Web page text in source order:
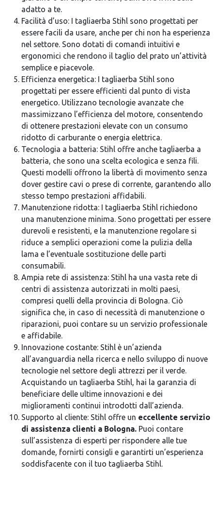
adatto a te.
Facilità d’uso: I tagliaerba Stihl sono progettati per
essere facili da usare, anche per chi non ha esperienza
nel settore. Sono dotati di comandi intuitivi e
ergonomici che rendono il taglio del prato un’attività
semplice e piacevole.
Efficienza energetica: I tagliaerba Stihl sono
progettati per essere efficienti dal punto di vista
energetico. Utilizzano tecnologie avanzate che
massimizzano l’efficienza del motore, consentendo
di ottenere prestazioni elevate con un consumo
ridotto di carburante o energia elettrica.
Tecnologia a batteria: Stihl offre anche tagliaerba a
batteria, che sono una scelta ecologica e senza fili.
Questi modelli offrono la libertà di movimento senza
dover gestire cavi o prese di corrente, garantendo allo
stesso tempo prestazioni affidabili.
Manutenzione ridotta: I tagliaerba Stihl richiedono
una manutenzione minima. Sono progettati per essere
durevoli e resistenti, e la manutenzione regolare si
riduce a semplici operazioni come la pulizia della
lama e l’eventuale sostituzione delle parti
consumabili.
Ampia rete di assistenza: Stihl ha una vasta rete di
centri di assistenza autorizzati in molti paesi,
compresi quelli della provincia di Bologna. Ciò
significa che, in caso di necessità di manutenzione o
riparazioni, puoi contare su un servizio professionale
e affidabile.
Innovazione costante: Stihl è un’azienda
all’avanguardia nella ricerca e nello sviluppo di nuove
tecnologie nel settore degli attrezzi per il verde.
Acquistando un tagliaerba Stihl, hai la garanzia di
beneficiare delle ultime innovazioni e dei
miglioramenti continui introdotti dall’azienda.
Supporto al cliente: Stihl offre un eccellente servizio
di assistenza clienti a Bologna. Puoi contare
sull’assistenza di esperti per rispondere alle tue
domande, fornirti consigli e garantirti un’esperienza
soddisfacente con il tuo tagliaerba Stihl.